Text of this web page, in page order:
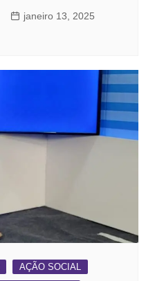
janeiro 13, 2025
AÇÃO SOCIAL